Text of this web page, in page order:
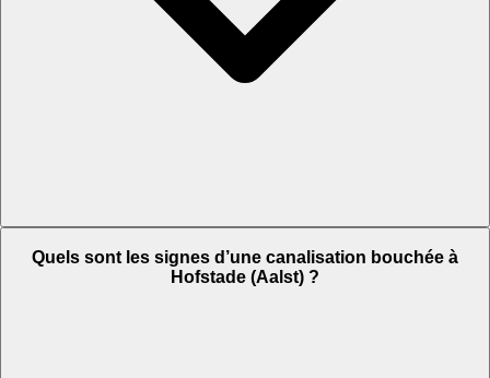
Quels sont les signes d’une canalisation bouchée à
Hofstade (Aalst) ?